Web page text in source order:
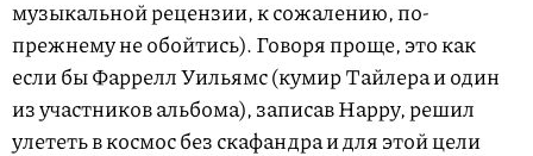
музыкальной рецензии, к сожалению, по-
прежнему не обойтись). Говоря проще, это как
если бы Фаррелл Уильямс (кумир Тайлера и один
из участников альбома), записав Happy, решил
улететь в космос без скафандра и для этой цели